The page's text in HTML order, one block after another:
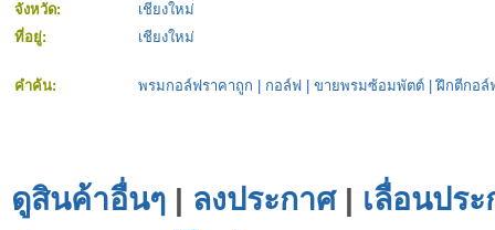
จังหวัด:
เชียงใหม่
ที่อยู่:
เชียงใหม่
คำค้น: พรมกอล์ฟราคาถูก กอล์ฟ ขายพรมซ้อมพัตต์ |ฝึกตีกอล์
ดูสินค้าอื่นๆ | ลงประกาศ| เลื่อนปร